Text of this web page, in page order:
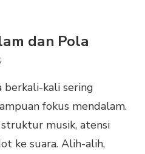
dan Pola
berkali-kali sering
fokus mendalam.
musik, atensi
ke suara. Alih-alih,